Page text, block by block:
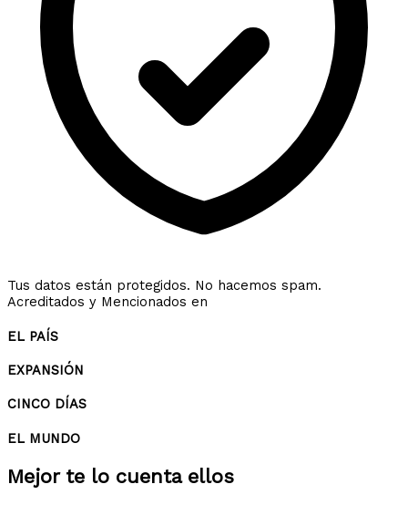
Tus datos están protegidos. No hacemos spam.
Acreditados y Mencionados en
EL PAÍS
EXPANSIÓN
CINCO DÍAS
EL MUNDO
Mejor te lo cuenta ellos